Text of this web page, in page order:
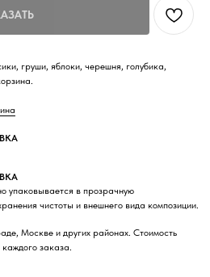
груши, яблоки, черешня, голубика,
упаковывается в прозрачную
чистоты и внешнего вида композиции.
Москве и других районах. Стоимость
заказа.